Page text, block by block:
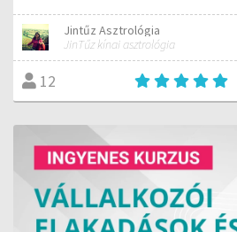
Jintűz Asztrológia
JinTűz kínai asztrológia
12